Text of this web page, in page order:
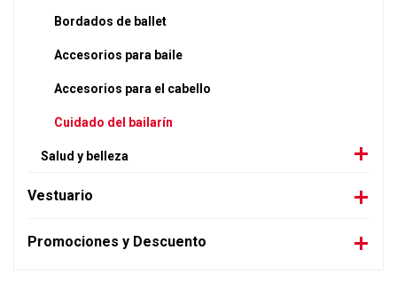
Bordados de ballet
Accesorios para baile
Accesorios para el cabello
Cuidado del bailarín
Salud y belleza
Vestuario
Promociones y Descuento